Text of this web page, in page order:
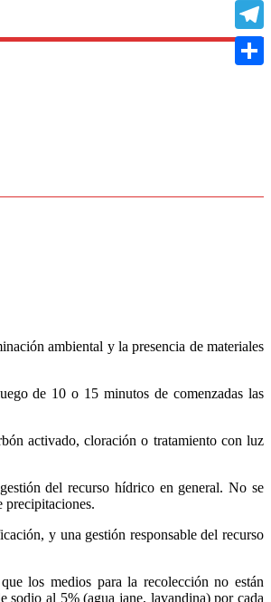
ambiental y la presencia de materiales
de 10 o 15 minutos de comenzadas las
activado, cloración o tratamiento con luz
del recurso hídrico en general. No se
precipitaciones.
y una gestión responsable del recurso
los medios para la recolección no están
al 5% (agua jane, lavandina) por cada
Copy
Link